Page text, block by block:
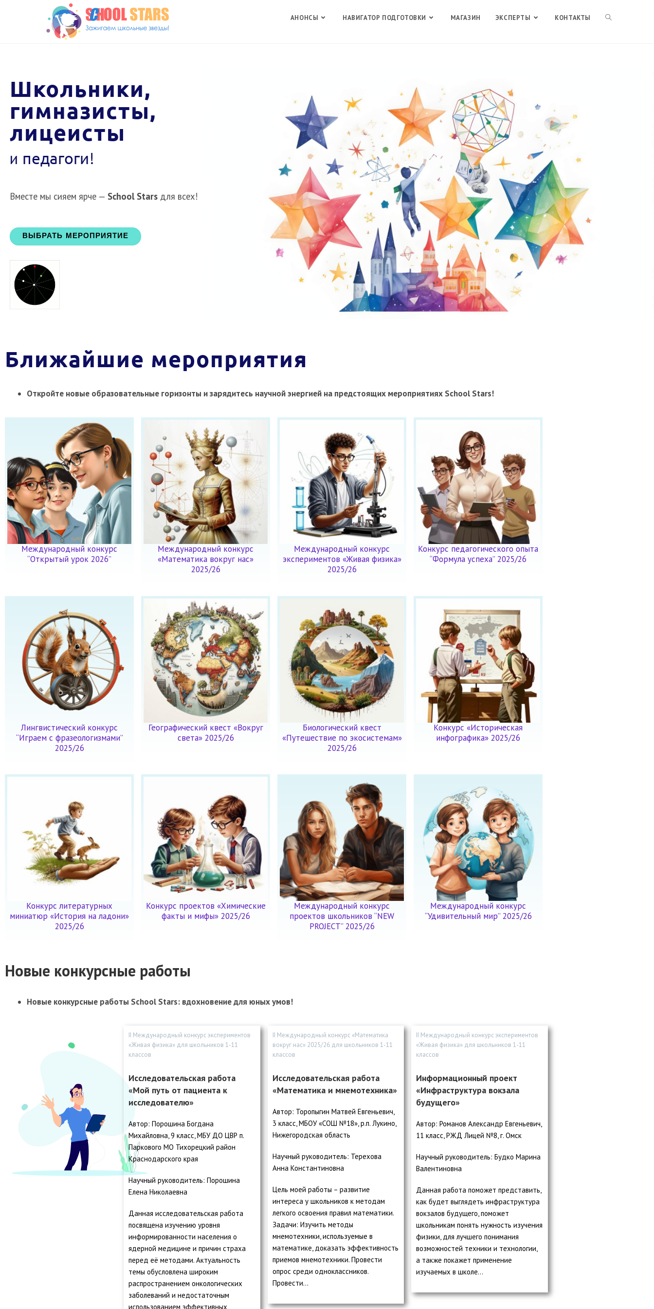
АНОНСЫ НАВИГАТОР ПОДГОТОВКИ МАГАЗИН ЭКСПЕРТЫ КОНТАКТЫ
Школьники,
гимназисты,
лицеисты
и педагоги!
Вместе мы сияем ярче — School Stars для всех!
ВЫБРАТЬ МЕРОПРИЯТИЕ
Ближайшие мероприятия
Откройте новые образовательные горизонты и зарядитесь научной энергией на предстоящих мероприятиях School Stars!
Международный конкурс
“Открытый урок 2026”
Международный конкурс
«Математика вокруг нас»
2025/26
Международный конкурс
экспериментов «Живая физика»
2025/26
Конкурс педагогического опыта
“Формула успеха” 2025/26
Лингвистический конкурс
“Играем с фразеологизмами”
2025/26
Географический квест «Вокруг
света» 2025/26
Биологический квест
«Путешествие по экосистемам»
2025/26
Конкурс «Историческая
инфографика» 2025/26
Конкурс литературных
миниатюр «История на ладони»
2025/26
Конкурс проектов «Химические
факты и мифы» 2025/26
Международный конкурс
проектов школьников “NEW
PROJECT” 2025/26
Международный конкурс
“Удивительный мир” 2025/26
Новые конкурсные работы
Новые конкурсные работы School Stars: вдохновение для юных умов!
II Международный конкурс экспериментов
«Живая физика» для школьников 1-11
классов
Исследовательская работа
«Мой путь от пациента к
исследователю»
Автор: Порошина Богдана
Михайловна, 9 класс, МБУ ДО ЦВР п.
Паркового МО Тихорецкий район
Краснодарского края
Научный руководитель: Порошина
Елена Николаевна
Данная исследовательская работа
посвящена изучению уровня
информированности населения о
ядерной медицине и причин страха
перед её методами. Актуальность
темы обусловлена широким
распространением онкологических
заболеваний и недостаточным
использованием эффективных
II Международный конкурс «Математика
вокруг нас» 2025/26 для школьников 1-11
классов
Исследовательская работа
«Математика и мнемотехника»
Автор: Торопыгин Матвей Евгеньевич,
3 класс, МБОУ «СОШ №18», р.п. Лукино,
Нижегородская область
Научный руководитель: Терехова
Анна Константиновна
Цель моей работы – развитие
интереса у школьников к методам
легкого освоения правил математики.
Задачи: Изучить методы
мнемотехники, используемые в
математике, доказать эффективность
приемов мнемотехники. Провести
опрос среди одноклассников.
Провести…
II Международный конкурс экспериментов
«Живая физика» для школьников 1-11
классов
Информационный проект
«Инфраструктура вокзала
будущего»
Автор: Романов Александр Евгеньевич,
11 класс, РЖД Лицей №8, г. Омск
Научный руководитель: Будко Марина
Валентиновна
Данная работа поможет представить,
как будет выглядеть инфраструктура
вокзалов будущего, поможет
школьникам понять нужность изучения
физики, для лучшего понимания
возможностей техники и технологии,
а также покажет применение
изучаемых в школе…